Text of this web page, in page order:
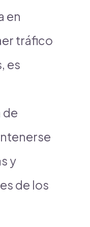
en
tráfico
es
de
y
de los